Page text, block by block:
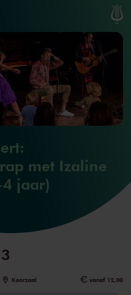
met Izaline
jaar)
Koorzaal vanaf 12,00